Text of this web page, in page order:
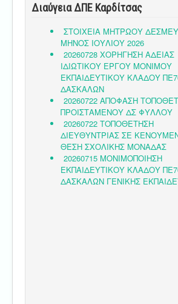
Διαύγεια ΔΠΕ Καρδίτσας